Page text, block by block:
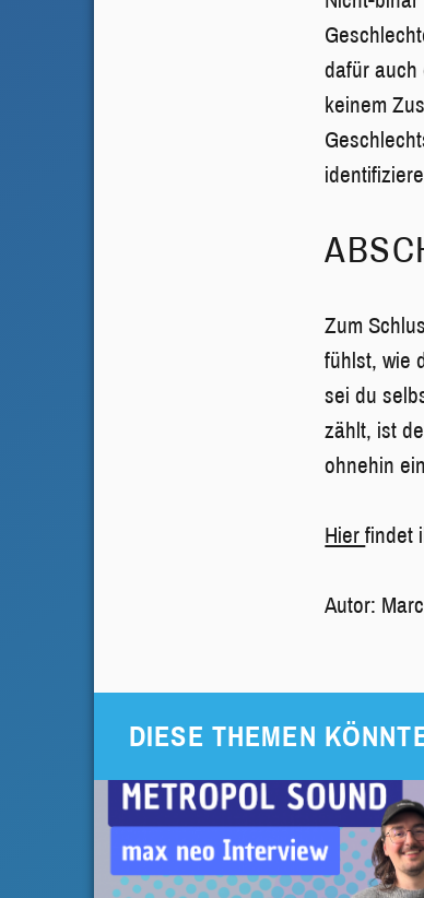
dafür auch
keinem
Zum
fühlst, wie
sei du
zählt, ist
ohnehin
Hierfindet
Autor:
DIESE THEMEN